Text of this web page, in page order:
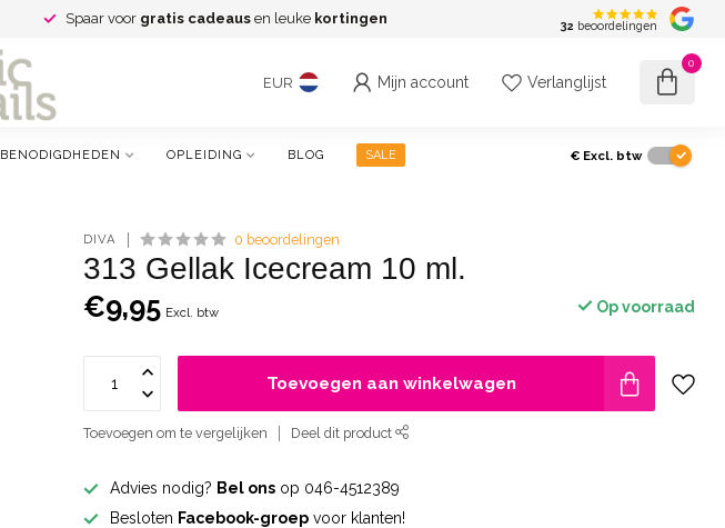
Spaar voor gratis cadeaus en leuke kortingen 32 beoordelingen
EUR Mijn account Verlanglijst
0
BENODIGDHEDEN OPLEIDING BLOG SALE € Excl. btw
DIVA 0 beoordelingen
313 Gellak Icecream 10 ml.
€9,95 Excl. btw Op voorraad
Toevoegen aan winkelwagen
Toevoegen om te vergelijken Deel dit product
Advies nodig? Bel ons op 046-4512389
Besloten Facebook-groep voor klanten!